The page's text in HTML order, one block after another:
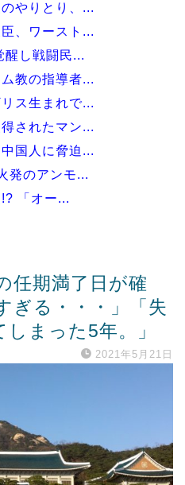
やりとり、...
、ワースト...
醒し戦闘民...
教の指導者...
ス生まれで...
されたマン...
国人に脅迫...
発のアンモ...
「オー...
任期満了日が確
ぎる・・・」「失
まった5年。」
2021年5月21日